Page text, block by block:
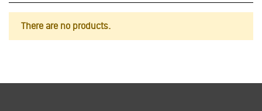
There are no products.